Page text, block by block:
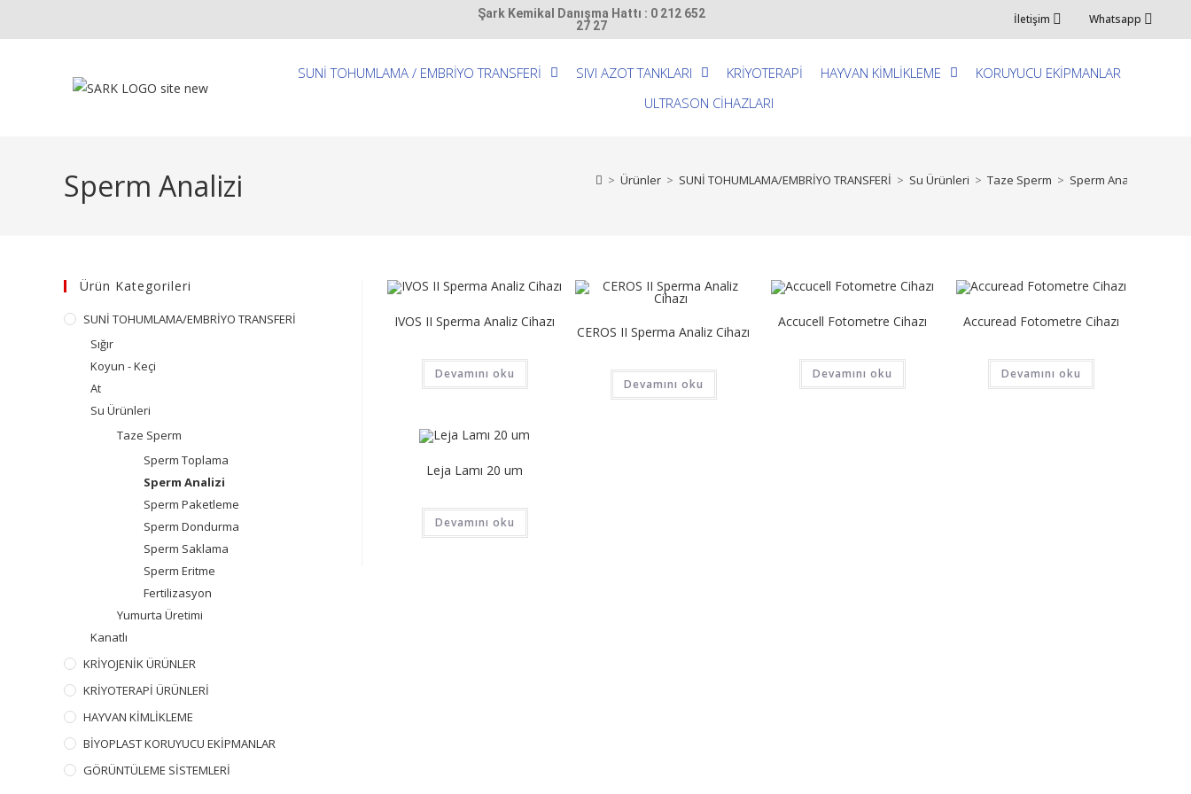
Şark Kemikal Danışma Hattı : 0 212 652
27 27
İletişim Whatsapp
SUNİ TOHUMLAMA / EMBRİYO TRANSFERİ SIVI AZOT TANKLARI KRİYOTERAPİ HAYVAN KİMLİKLEME
KORUYUCU EKİPMANLAR
ULTRASON CİHAZLARI
Sperm Analizi > Ürünler > SUNİ TOHUMLAMA/EMBRİYO TRANSFERİ > Su Ürünleri > Taze Sperm > Sperm Analizi
Ürün Kategorileri
SUNİ TOHUMLAMA/EMBRİYO TRANSFERİ
Sığır
Koyun - Keçi
At
Su Ürünleri
Taze Sperm
Sperm Toplama
Sperm Analizi
Sperm Paketleme
Sperm Dondurma
Sperm Saklama
Sperm Eritme
Fertilizasyon
Yumurta Üretimi
Kanatlı
KRİYOJENİK ÜRÜNLER
KRİYOTERAPİ ÜRÜNLERİ
HAYVAN KİMLİKLEME
BİYOPLAST KORUYUCU EKİPMANLAR
GÖRÜNTÜLEME SİSTEMLERİ
IVOS II Sperma Analiz Cihazı
Devamını oku
CEROS II Sperma Analiz Cihazı
Devamını oku
Accucell Fotometre Cihazı
Devamını oku
Accuread Fotometre Cihazı
Devamını oku
Leja Lamı 20 um
Devamını oku